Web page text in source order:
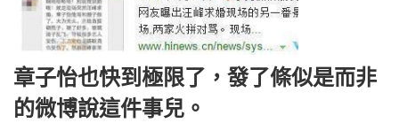
章子怡也快到極限了，發了條似是而非
的微博說這件事兒。